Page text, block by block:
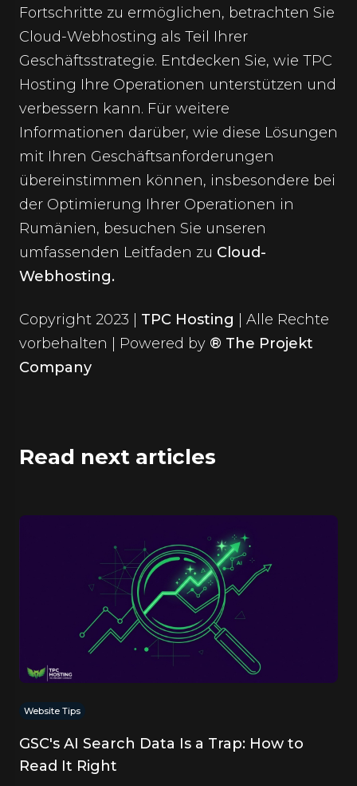
Fortschritte zu ermöglichen, betrachten Sie
Cloud-Webhosting als Teil Ihrer
Geschäftsstrategie. Entdecken Sie, wie TPC
Hosting Ihre Operationen unterstützen und
verbessern kann. Für weitere
Informationen darüber, wie diese Lösungen
mit Ihren Geschäftsanforderungen
übereinstimmen können, insbesondere bei
der Optimierung Ihrer Operationen in
Rumänien, besuchen Sie unseren
umfassenden Leitfaden zu Cloud-
Webhosting.
Copyright 2023 | TPC Hosting | Alle Rechte
vorbehalten | Powered by ® The Projekt
Company
Read next articles
Website Tips
GSC's AI Search Data Is a Trap: How to
Read It Right